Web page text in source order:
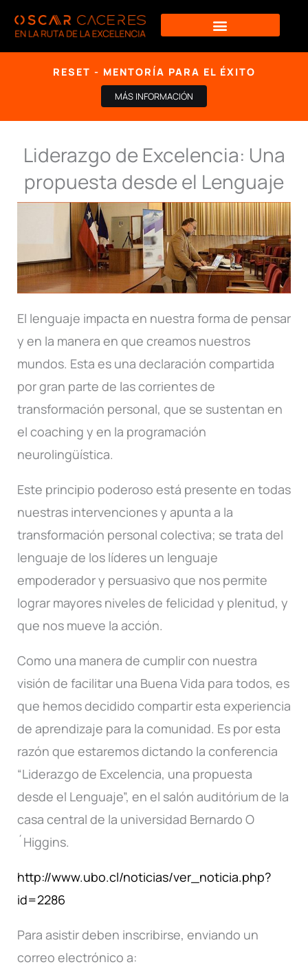
contenido
RESET - MENTORÍA PARA EL ÉXITO
MÁS INFORMACIÓN
Liderazgo de Excelencia: Una
propuesta desde el Lenguaje
El lenguaje impacta en nuestra forma de pensar
y en la manera en que creamos nuestros
mundos. Esta es una declaración compartida
por gran parte de las corrientes de
transformación personal, que se sustentan en
el coaching y en la programación
neurolingüística.
Este principio poderoso está presente en todas
nuestras intervenciones y apunta a la
transformación personal colectiva; se trata del
lenguaje de los líderes un lenguaje
empoderador y persuasivo que nos permite
lograr mayores niveles de felicidad y plenitud, y
que nos mueve la acción.
Como una manera de cumplir con nuestra
visión de facilitar una Buena Vida para todos, es
que hemos decidido compartir esta experiencia
de aprendizaje para la comunidad. Es por esta
razón que estaremos dictando la conferencia
“Liderazgo de Excelencia, una propuesta
desde el Lenguaje”, en el salón auditórium de la
casa central de la universidad Bernardo O
´Higgins.
http://www.ubo.cl/noticias/ver_noticia.php?
id=2286
Para asistir deben inscribirse, enviando un
correo electrónico a: